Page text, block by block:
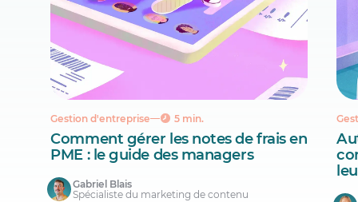
Gestion d'entreprise 5 min.
Comment gérer les notes de frais en
PME : le guide des managers
Gabriel Blais
Spécialiste du marketing de contenu